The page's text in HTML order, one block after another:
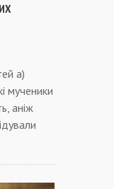
а)
мученики
аніж